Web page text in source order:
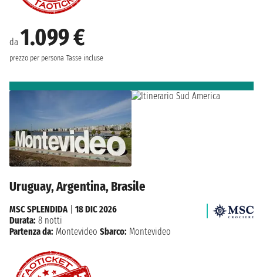
da 1.099 €
prezzo per persona Tasse incluse
Uruguay, Argentina, Brasile
MSC SPLENDIDA| 18 DIC 2026
Durata: 8 notti
Partenza da: Montevideo Sbarco: Montevideo